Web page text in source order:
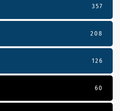
357
208
126
60